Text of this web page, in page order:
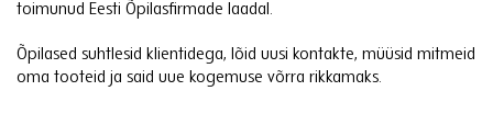
toimunud Eesti Õpilasfirmade laadal.
Õpilased suhtlesid klientidega, lõid uusi kontakte, müüsid mitmeid
oma tooteid ja said uue kogemuse võrra rikkamaks.